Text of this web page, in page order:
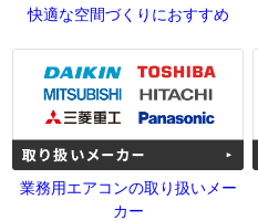
快適な空間づくりにおすすめ
業務用エアコンの取り扱いメー
カー